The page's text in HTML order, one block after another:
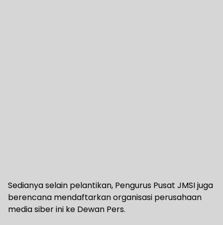
Sedianya selain pelantikan, Pengurus Pusat JMSI juga
berencana mendaftarkan organisasi perusahaan
media siber ini ke Dewan Pers.